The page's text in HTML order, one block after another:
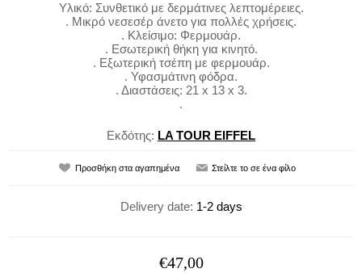
Υλικό: Συνθετικό με δερμάτινες λεπτομέρειες.
. Μικρό νεσεσέρ άνετο για πολλές χρήσεις.
. Κλείσιμο: Φερμουάρ.
. Εσωτερική θήκη για κινητό.
. Εξωτερική τσέπη με φερμουάρ.
. Υφασμάτινη φόδρα.
. Διαστάσεις: 21 x 13 x 3.
.
Εκδότης: LA TOUR EIFFEL
Delivery date: 1-2 days
€47,00